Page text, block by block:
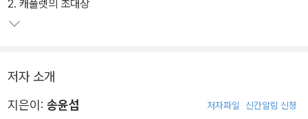
게 첫눈에 반한다. 두 사람은 비밀 결혼식을 올리지만, 온갖 시련을 겪
2. 캐풀렛의 초대장
저자 소개
지은이: 송윤섭 저자파일 신간알림 신청